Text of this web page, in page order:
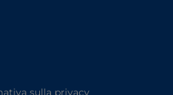
sulla privacy